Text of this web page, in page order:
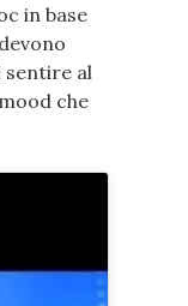
in base
sentire al
che